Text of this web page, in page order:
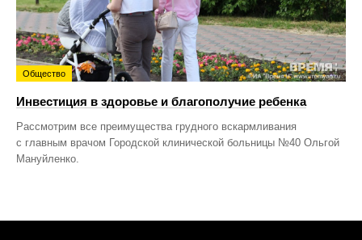
Общество
Инвестиция в здоровье и благополучие ребенка
Рассмотрим все преимущества грудного вскармливания
с главным врачом Городской клинической больницы №40 Ольгой
Мануйленко.